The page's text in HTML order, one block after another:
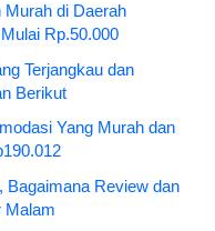
di Daerah
Rp.50.000
Terjangkau dan
Berikut
Yang Murah dan
Bagaimana Review dan
Malam